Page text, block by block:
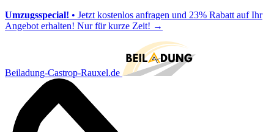
Umzugsspecial! • Jetzt kostenlos anfragen und 23% Rabatt auf Ihr
Angebot erhalten! Nur für kurze Zeit! →
Beiladung-Castrop-Rauxel.de